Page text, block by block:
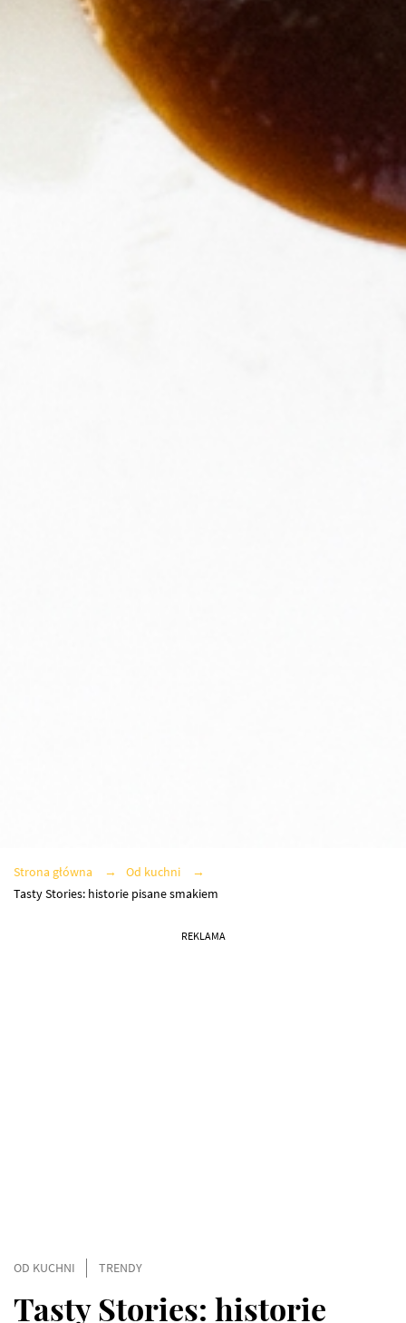
Strona główna
Od kuchni
Tasty Stories: historie pisane smakiem
REKLAMA
OD KUCHNI TRENDY
Tasty Stories: historie